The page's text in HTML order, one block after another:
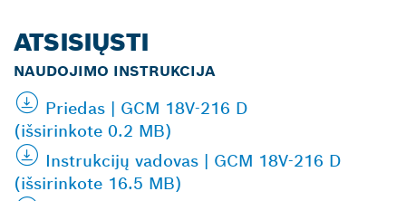
ATSISIŲSTI
NAUDOJIMO INSTRUKCIJA
Priedas | GCM 18V-216 D
(išsirinkote 0.2 MB)
Instrukcijų vadovas | GCM 18V-216 D
(išsirinkote 16.5 MB)